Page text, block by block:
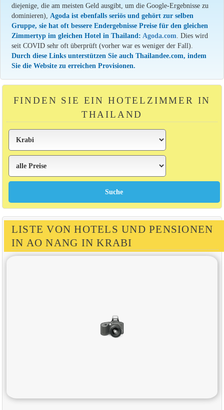
diejenige, die am meisten Geld ausgibt, um die Google-Ergebnisse zu
dominieren), Agoda ist ebenfalls seriös und gehört zur selben
Gruppe, sie hat oft bessere Endergebnisse Preise für den gleichen
Zimmertyp im gleichen Hotel in Thailand: Agoda.com . Dies wird
seit COVID sehr oft überprüft (vorher war es weniger der Fall).
Durch diese Links unterstützen Sie auch Thailandee.com, indem
Sie die Website zu erreichen Provisionen.
FINDEN SIE EIN HOTELZIMMER IN
THAILAND
LISTE VON HOTELS UND PENSIONEN
IN AO NANG IN KRABI